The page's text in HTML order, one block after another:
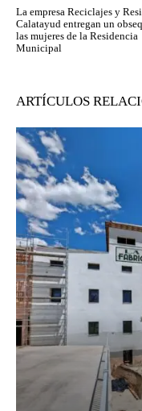
La empresa Reciclajes y
Calatayud entregan un
las mujeres de la Residencia
Municipal
ARTÍCULOS